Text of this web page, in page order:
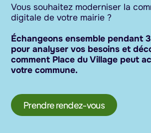
Vous souhaitez moderniser la
digitale de votre mairie ?
Échangeons ensemble pendant
pour analyser vos besoins et
comment Place du Village peut
votre commune.
Prendre rendez-vous